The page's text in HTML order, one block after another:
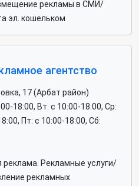
рекламы в СМИ/
эл. кошельком
агентство
17 (Арбат район)
18:00, Вт: c 10:00-18:00, Ср:
Пт: c 10:00-18:00, Сб:
реклама. Рекламные услуги/
рекламных